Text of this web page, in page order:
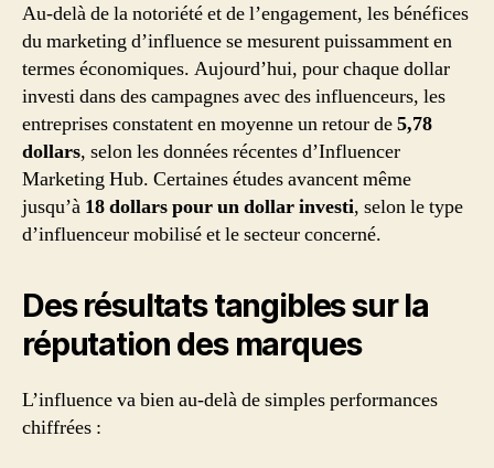
Au-delà de la notoriété et de l’engagement, les bénéfices
du marketing d’influence se mesurent puissamment en
termes économiques. Aujourd’hui, pour chaque dollar
investi dans des campagnes avec des influenceurs, les
entreprises constatent en moyenne un retour de5,78
dollars, selon les données récentes d’Influencer
Marketing Hub. Certaines études avancent même
jusqu’à 18 dollars pour un dollar investi, selon le type
d’influenceur mobilisé et le secteur concerné.
Des résultats tangibles sur la
réputation des marques
L’influence va bien au-delà de simples performances
chiffrées :